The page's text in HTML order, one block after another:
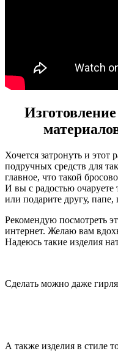
Хочется затронуть и этот
подручных средств для
главное, что такой
И вы с радостью
или подарите другу, папе,
Рекомендую посмотреть
интернет. Желаю вам
Надеюсь такие изделия
Сделать можно даже
А также изделия в стиле